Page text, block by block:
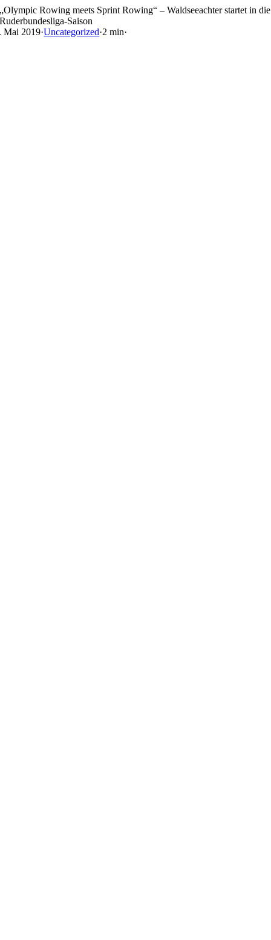
Skip
to
content
„Olympic Rowing meets Sprint Rowing“ – Waldseeachter startet in die
Ruderbundesliga-Saison
Mai 2019·Uncategorized·2 min·